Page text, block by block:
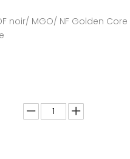
noir/ MGO/ NF Golden Core